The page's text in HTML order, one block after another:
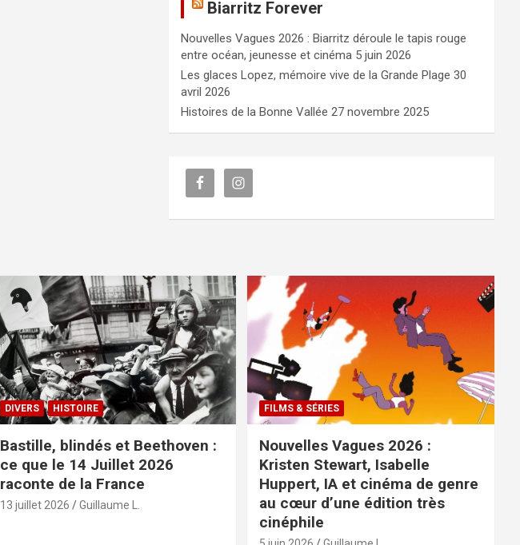
Biarritz Forever
Nouvelles Vagues 2026 : Biarritz déroule le tapis rouge
entre océan, jeunesse et cinéma 5 juin 2026
Les glaces Lopez, mémoire vive de la Grande Plage 30
avril 2026
Histoires de la Bonne Vallée 27 novembre 2025
DIVERS HISTOIRE
Bastille, blindés et Beethoven :
ce que le 14 Juillet 2026
raconte de la France
13 juillet 2026 Guillaume L.
FILMS & SÉRIES
Nouvelles Vagues 2026 :
Kristen Stewart, Isabelle
Huppert, IA et cinéma de genre
au cœur d’une édition très
cinéphile